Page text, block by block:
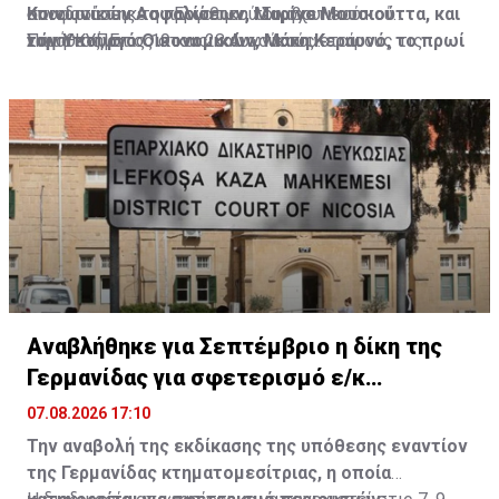
Κοινωνικών Ασφαλίσεων, Μαρίνο Μουσιούττα, και
τον Υπουργό Οικονομικών, Μάκη Κεραυνό, το πρωί
αποφασίστηκε η προώθηση του σχετικού
νομοθετήματος στους κοινωνικούς εταίρους τις
Εργατικό Συμβουλευτικό Σώμα.
συνεδριάσεις του Εργατικού Συμβουλευτικού
Σώματος, στις 19 και 28 Αυγούστου.
Πηγή: ΚΥΠΕ
Αναβλήθηκε για Σεπτέμβριο η δίκη της
Γερμανίδας για σφετερισμό ε/κ
περιουσιών
07.08.2026 17:10
Την αναβολή της εκδίκασης της υπόθεσης εναντίον
της Γερμανίδας κτηματομεσίτριας, η οποία